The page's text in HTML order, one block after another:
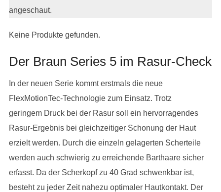
angeschaut.
Keine Produkte gefunden.
Der Braun Series 5 im Rasur-Check
In der neuen Serie kommt erstmals die neue
FlexMotionTec-Technologie zum Einsatz. Trotz
geringem Druck bei der Rasur soll ein hervorragendes
Rasur-Ergebnis bei gleichzeitiger Schonung der Haut
erzielt werden. Durch die einzeln gelagerten Scherteile
werden auch schwierig zu erreichende Barthaare sicher
erfasst. Da der Scherkopf zu 40 Grad schwenkbar ist,
besteht zu jeder Zeit nahezu optimaler Hautkontakt. Der